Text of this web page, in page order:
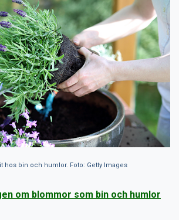
hos bin och humlor. Foto: Getty Images
om blommor som bin och humlor